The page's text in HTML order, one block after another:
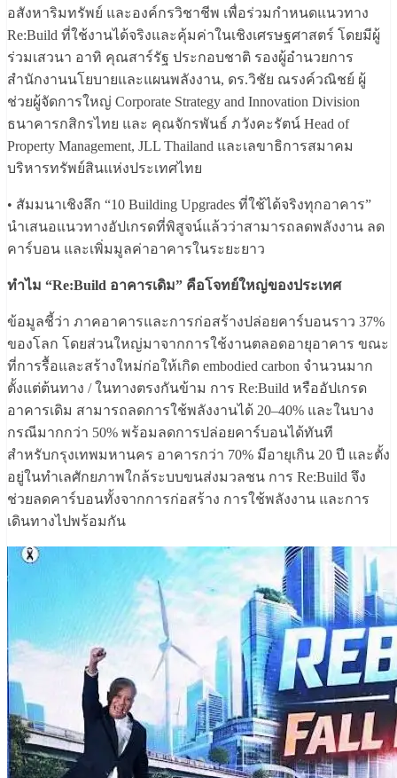
อสังหาริมทรัพย์ และองค์กรวิชาชีพ เพื่อร่วมกำหนดแนวทาง
Re:Build ที่ใช้งานได้จริงและคุ้มค่าในเชิงเศรษฐศาสตร์ โดยมีผู้
ร่วมเสวนา อาทิ คุณสาร์รัฐ ประกอบชาติ รองผู้อำนวยการ
สำนักงานนโยบายและแผนพลังงาน, ดร.วิชัย ณรงค์วณิชย์ ผู้
ช่วยผู้จัดการใหญ่ Corporate Strategy and Innovation Division
ธนาคารกสิกรไทย และ คุณจักรพันธ์ ภวังคะรัตน์ Head of
Property Management, JLL Thailand และเลขาธิการสมาคม
บริหารทรัพย์สินแห่งประเทศไทย
• สัมมนาเชิงลึก “10 Building Upgrades ที่ใช้ได้จริงทุกอาคาร”
นำเสนอแนวทางอัปเกรดที่พิสูจน์แล้วว่าสามารถลดพลังงาน ลด
คาร์บอน และเพิ่มมูลค่าอาคารในระยะยาว
ทำไม “Re:Build อาคารเดิม” คือโจทย์ใหญ่ของประเทศ
ข้อมูลชี้ว่า ภาคอาคารและการก่อสร้างปล่อยคาร์บอนราว 37%
ของโลก โดยส่วนใหญ่มาจากการใช้งานตลอดอายุอาคาร ขณะ
ที่การรื้อและสร้างใหม่ก่อให้เกิด embodied carbon จำนวนมาก
ตั้งแต่ต้นทาง / ในทางตรงกันข้าม การ Re:Build หรืออัปเกรด
อาคารเดิม สามารถลดการใช้พลังงานได้ 20–40% และในบาง
กรณีมากกว่า 50% พร้อมลดการปล่อยคาร์บอนได้ทันที
สำหรับกรุงเทพมหานคร อาคารกว่า 70% มีอายุเกิน 20 ปี และตั้ง
อยู่ในทำเลศักยภาพใกล้ระบบขนส่งมวลชน การ Re:Build จึง
ช่วยลดคาร์บอนทั้งจากการก่อสร้าง การใช้พลังงาน และการ
เดินทางไปพร้อมกัน